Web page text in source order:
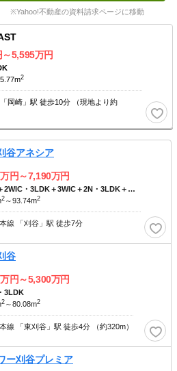
※Yahoo!不動産の資料請求ページに移動
5,595万円
2
」駅 徒歩10分 （現地より約
谷アネシア
万円～7,190万円
2WIC・3LDK＋3WIC＋2N・3LDK＋
＋WIC＋N・4LDK＋3WIC＋N ※N
す。
2 ～93.74m2
線 「刈谷」駅 徒歩7分
谷
万円～5,300万円
3LDK
2 ～80.08m2
東海道本線 「東刈谷」駅 徒歩4分 （約320m）
ー刈谷プレミア